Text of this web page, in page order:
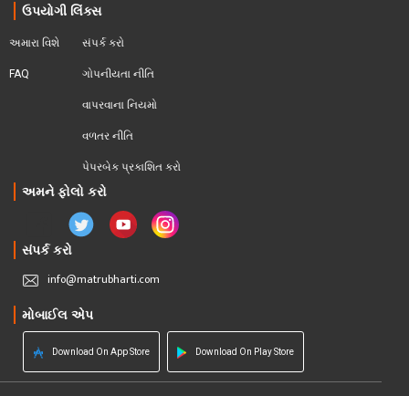
ઉપયોગી લિંક્સ
અમારા વિશે
FAQ
સંપર્ક કરો
ગોપનીયતા નીતિ
વાપરવાના નિયમો
વળતર નીતિ
પેપરબેક પ્રકાશિત કરો
અમને ફોલો કરો
સંપર્ક કરો
info@matrubharti.com
મોબાઈલ એપ
Download On App Store Download On Play Store